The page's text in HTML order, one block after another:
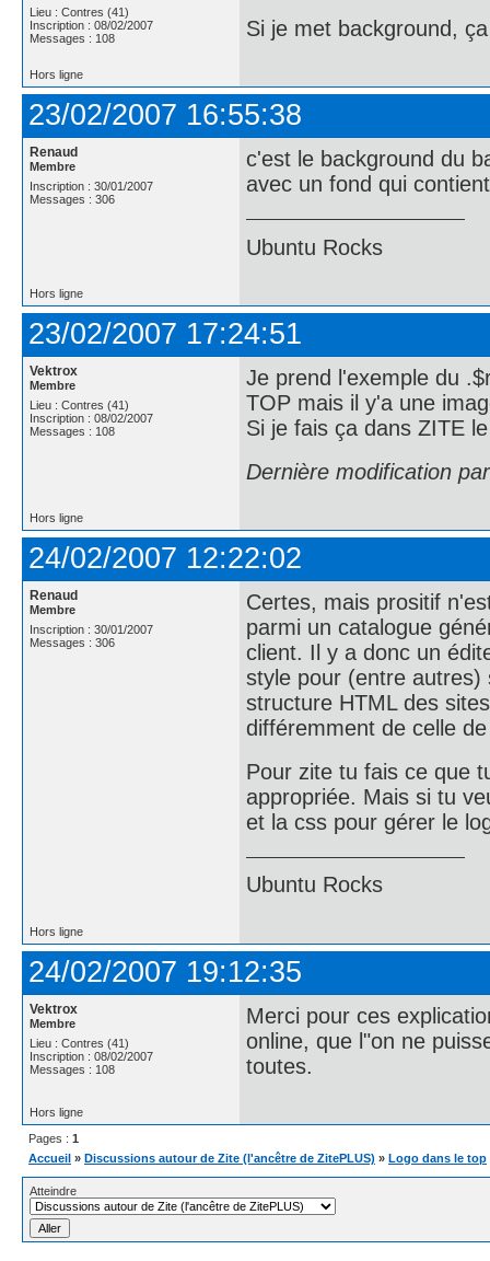
Lieu : Contres (41)
Inscription : 08/02/2007
Messages : 108
Si je met background,
Hors ligne
23/02/2007 16:55:38
Renaud
Membre
Inscription : 30/01/2007
Messages : 306
c'est le background du
avec un fond qui
Ubuntu Rocks
Hors ligne
23/02/2007 17:24:51
Vektrox
Membre
Lieu : Contres (41)
Inscription : 08/02/2007
Messages : 108
Je prend l'exemple du
TOP mais il y'a une
Si je fais ça dans ZITE
Dernière modification
Hors ligne
24/02/2007 12:22:02
Renaud
Membre
Inscription : 30/01/2007
Messages : 306
Certes, mais prositif
parmi un catalogue
client. Il y a donc un
style pour (entre autres)
structure HTML des
différemment de celle
Pour zite tu fais ce que
appropriée. Mais si tu
et la css pour gérer le
Ubuntu Rocks
Hors ligne
24/02/2007 19:12:35
Vektrox
Membre
Lieu : Contres (41)
Inscription : 08/02/2007
Messages : 108
Merci pour ces
online, que l"on ne
toutes.
Hors ligne
Pages : 1
Accueil » Discussions autour de Zite (l'ancêtre de ZitePLUS) » Logo dans le top
Atteindre